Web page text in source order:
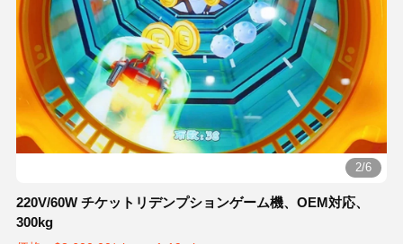
3/6
220V/60W チケットリデンプションゲーム機、OEM対応、
300kg